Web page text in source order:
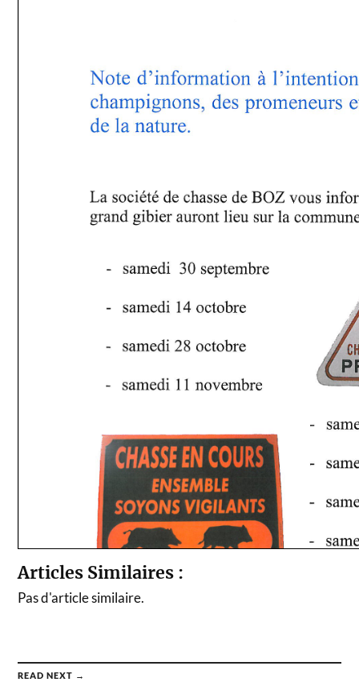
Articles Similaires :
Pas d'article similaire.
READ NEXT →